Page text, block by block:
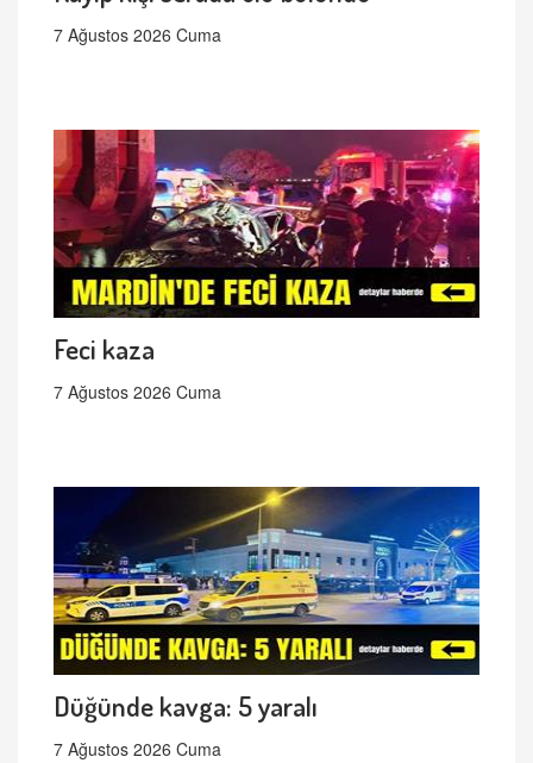
7 Ağustos 2026 Cuma
Feci kaza
7 Ağustos 2026 Cuma
Düğünde kavga: 5 yaralı
7 Ağustos 2026 Cuma